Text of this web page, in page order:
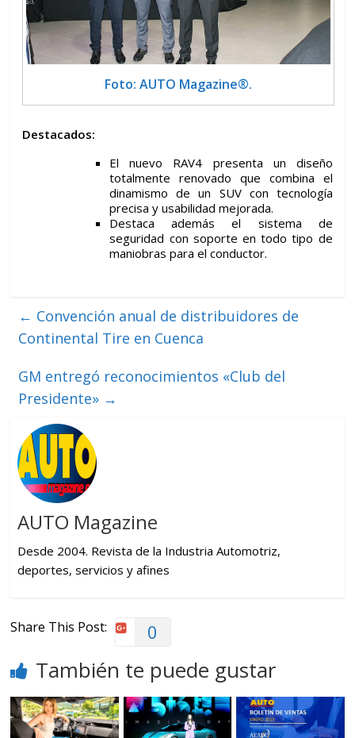
Foto: AUTO Magazine®.
Destacados:
El nuevo RAV4 presenta un diseño
totalmente renovado que combina el
dinamismo de un SUV con tecnología
precisa y usabilidad mejorada.
Destaca además el sistema de
seguridad con soporte en todo tipo de
maniobras para el conductor.
← Convención anual de distribuidores de
Continental Tire en Cuenca
GM entregó reconocimientos «Club del
Presidente» →
AUTO Magazine
Desde 2004. Revista de la Industria Automotriz,
deportes, servicios y afines
Share This Post: 0
También te puede gustar